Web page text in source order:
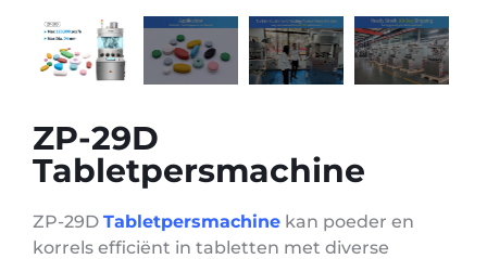
ZP-29D
Tabletpersmachine
ZP-29D Tabletpersmachine kan poeder en
korrels efficiënt in tabletten met diverse